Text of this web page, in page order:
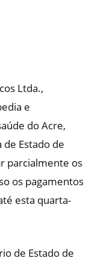
Ltda.,
e
do Acre,
Estado de
parcialmente os
os pagamentos
esta quarta-
de Estado de